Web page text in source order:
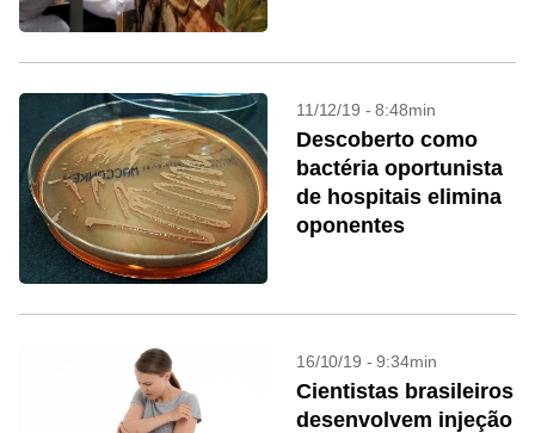
11/12/19 - 8:48min
Descoberto como
bactéria oportunista
de hospitais elimina
oponentes
16/10/19 - 9:34min
Cientistas brasileiros
desenvolvem injeção